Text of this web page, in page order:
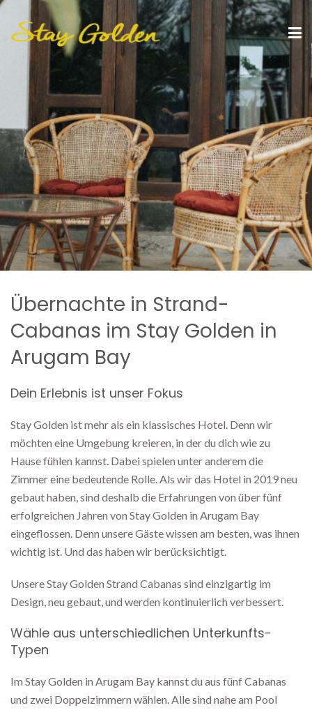
Übernachte in Strand-
Cabanas im Stay Golden in
Arugam Bay
Dein Erlebnis ist unser Fokus
Stay Golden ist mehr als ein klassisches Hotel. Denn wir
möchten eine Umgebung kreieren, in der du dich wie zu
Hause fühlen kannst. Dabei spielen unter anderem die
Zimmer eine bedeutende Rolle. Als wir das Hotel in 2019 neu
gebaut haben, sind deshalb die Erfahrungen von über fünf
erfolgreichen Jahren von Stay Golden in Arugam Bay
eingeflossen. Denn unsere Gäste wissen am besten, was ihnen
wichtig ist. Und das haben wir berücksichtigt.
Unsere Stay Golden Strand Cabanas sind einzigartig im
Design, neu gebaut, und werden kontinuierlich verbessert.
Wähle aus unterschiedlichen Unterkunfts-
Typen
Im Stay Golden in Arugam Bay kannst du aus fünf Cabanas
und zwei Doppelzimmern wählen. Alle sind nahe am Pool